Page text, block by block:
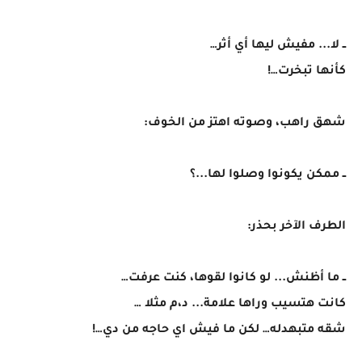
ــ لا... مفيش ليها أي أثر…
كأنها تبخرت…!
شهق راهب، وصوته اهتز من الخوف:
ــ ممكن يكونوا وصلوا لها...؟
الطرف الآخر بحذر:
ــ ما أظنش... لو كانوا لقوها، كنت عرفت…
كانت هتسيب وراها علامة... د،م مثلا …
شقه متبهدله… لكن ما فيش اي حاجه من دي…!